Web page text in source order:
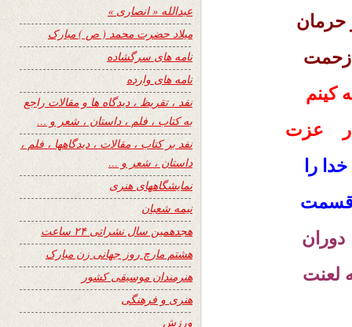
حرمان
زحمت
کینم
عزت
را
قسمت
لعنت
عبدالله « انصاری »
میلاد حضرت محمد ( ص ) مبارک
نامه های سرگشاده
نامه های وارده
نفد ، تقریظ ، دیدگاه ها و مقالات راجع
به کتاب ، فلم ، داستان ، شعر و …
نفد بر کتاب ، مقالات ، دیدگاهها ، فلم ،
داستان ، شعر و …
نمایشگاههای هنری
نیمه شعبان
هجدهمین سال نشراتی ۲۴ ساعت
هشتم مارچ روز جهانی زن مبارک
هنرمندان موسیقی کشور
هنری و فرهنگی
ورزش